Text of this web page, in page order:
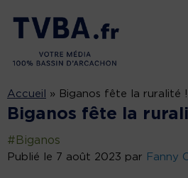
Accueil » Biganos fête la ruralité !
Biganos fête la
#Biganos
Publié le 7 août 2023 par Fanny